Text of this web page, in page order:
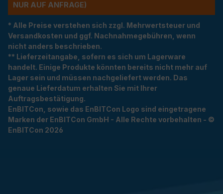
R AUF ANFRAGE)
* Alle Preise verstehen sich zzgl. Mehrwertsteuer und
Versandkosten und ggf. Nachnahmegebühren, wenn
nicht anders beschrieben.
** Lieferzeitangabe, sofern es sich um Lagerware
handelt. Einige Produkte könnten bereits nicht mehr auf
Lager sein und müssen nachgeliefert werden. Das
genaue Lieferdatum erhalten Sie mit Ihrer
Auftragsbestätigung.
EnBITCon, sowie das EnBITCon Logo sind eingetragene
Marken der EnBITCon GmbH - Alle Rechte vorbehalten - ©
EnBITCon 2026